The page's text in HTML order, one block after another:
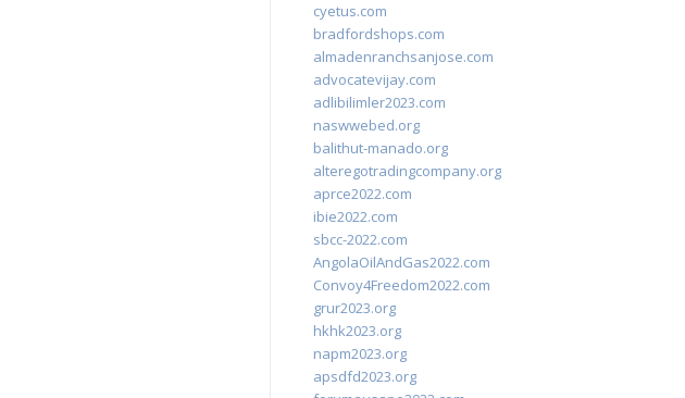
cyetus.com
bradfordshops.com
almadenranchsanjose.com
advocatevijay.com
adlibilimler2023.com
naswwebed.org
balithut-manado.org
alteregotradingcompany.org
aprce2022.com
ibie2022.com
sbcc-2022.com
AngolaOilAndGas2022.com
Convoy4Freedom2022.com
grur2023.org
hkhk2023.org
napm2023.org
apsdfd2023.org